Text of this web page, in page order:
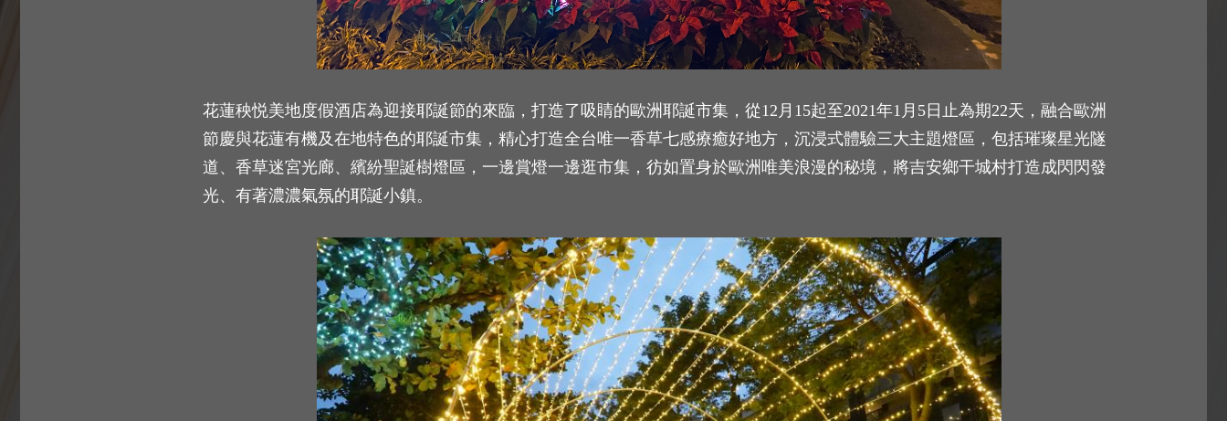
花蓮秧悦美地度假酒店為迎接耶誕節的來臨，打造了吸睛的歐洲耶誕市集，從12月15起至2021年1月5日止為期22天，融合歐洲
節慶與花蓮有機及在地特色的耶誕市集，精心打造全台唯一香草七感療癒好地方，沉浸式體驗三大主題燈區，包括璀璨星光隧
道、香草迷宮光廊、繽紛聖誕樹燈區，一邊賞燈一邊逛市集，彷如置身於歐洲唯美浪漫的秘境，將吉安鄉干城村打造成閃閃發
光、有著濃濃氣氛的耶誕小鎮。